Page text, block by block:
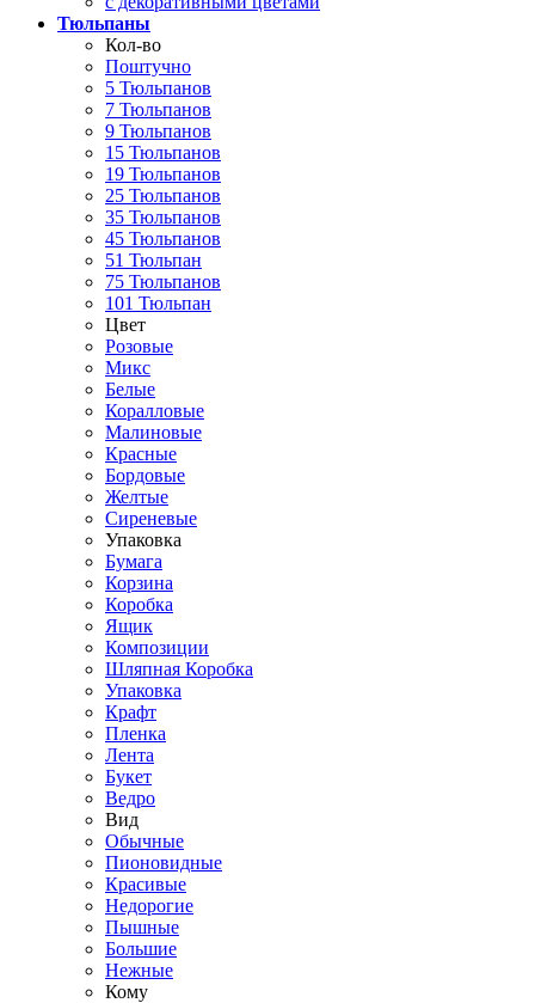
Тюльпаны
Кол-во
Поштучно
5 Тюльпанов
7 Тюльпанов
9 Тюльпанов
15 Тюльпанов
19 Тюльпанов
25 Тюльпанов
35 Тюльпанов
45 Тюльпанов
51 Тюльпан
75 Тюльпанов
101 Тюльпан
Цвет
Розовые
Микс
Белые
Коралловые
Малиновые
Красные
Бордовые
Желтые
Сиреневые
Упаковка
Бумага
Корзина
Коробка
Ящик
Композиции
Шляпная Коробка
Упаковка
Крафт
Пленка
Лента
Букет
Ведро
Вид
Обычные
Пионовидные
Красивые
Недорогие
Пышные
Большие
Нежные
Кому